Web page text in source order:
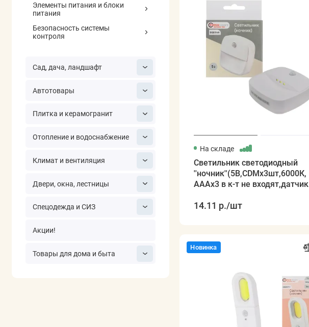
Элементы питания и блоки
питания
Безопасность системы
контроля
Сад, дача, ландшафт
Автотовары
Плитка и керамогранит
Отопление и водоснабжение
Климат и вентиляция
Двери, окна, лестницы
Спецодежда и СИЗ
Акции!
Товары для дома и быта
На складе
Светильник светодиодный
''ночник''(5В,CDMх3шт,6000К,
АААх3 в к-т не входят,датчик
14.11 р./шт
Новинка